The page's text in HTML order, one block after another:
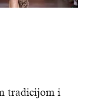
tradicijom i